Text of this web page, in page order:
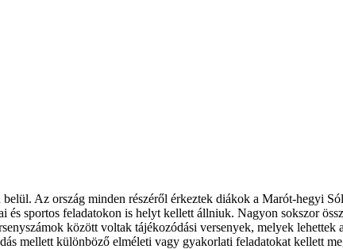
belül. Az ország minden részéről érkeztek diákok a Marót-hegyi
sportos feladatokon is helyt kellett állniuk. Nagyon sokszor
között voltak tájékozódási versenyek, melyek lehettek
mellett különböző elméleti vagy gyakorlati feladatokat kellett